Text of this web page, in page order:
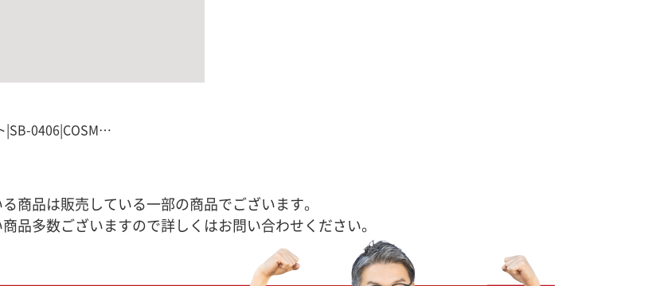
|SB-0406|COSM…
商品は販売している一部の商品でございます。
品多数ございますので詳しくはお問い合わせください。